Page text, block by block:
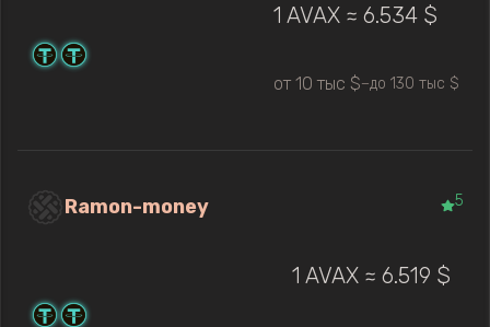
1 AVAX ≈ 6.534 $
от 10 тыс $—до 130 тыс $
Ramon-money 5
1 AVAX ≈ 6.519 $